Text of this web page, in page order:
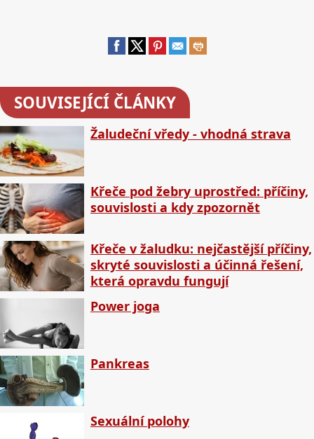
SOUVISEJÍCÍ ČLÁNKY
Žaludeční vředy - vhodná strava
Křeče pod žebry uprostřed: příčiny,
souvislosti a kdy zpozornět
Křeče v žaludku: nejčastější příčiny,
skryté souvislosti a účinná řešení,
která opravdu fungují
Power joga
Pankreas
Sexuální polohy